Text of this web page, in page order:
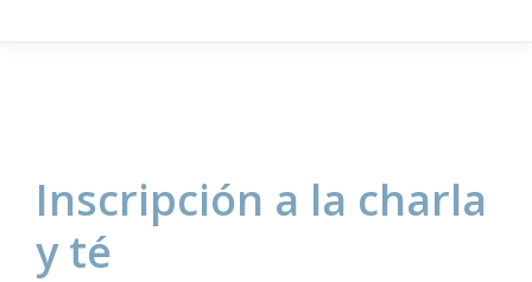
Inscripción a la charla
y té